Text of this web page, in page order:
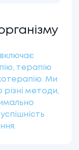
терапію
Ми
методи,